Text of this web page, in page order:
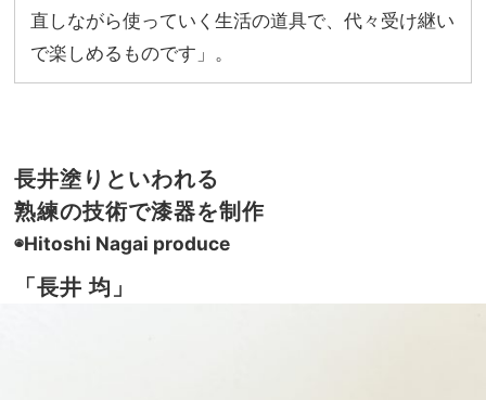
直しながら使っていく生活の道具で、代々受け継い
で楽しめるものです」。
長井塗りといわれる
熟練の技術で漆器を制作
◉Hitoshi Nagai produce
「長井 均」